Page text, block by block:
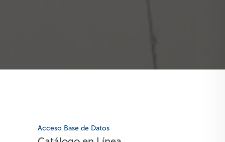
Acceso Base de Datos